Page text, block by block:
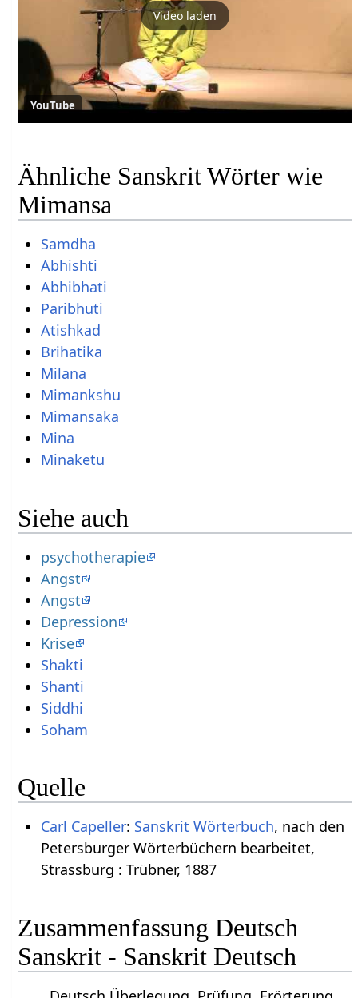
Video laden
YouTube
Ähnliche Sanskrit Wörter wie
Mimansa
Samdha
Abhishti
Abhibhati
Paribhuti
Atishkad
Brihatika
Milana
Mimankshu
Mimansaka
Mina
Minaketu
Siehe auch
psychotherapie
Angst
Angst
Depression
Krise
Shakti
Shanti
Siddhi
Soham
Quelle
Carl Capeller: Sanskrit Wörterbuch, nach den
Petersburger Wörterbüchern bearbeitet,
Strassburg : Trübner, 1887
Zusammenfassung Deutsch
Sanskrit - Sanskrit Deutsch